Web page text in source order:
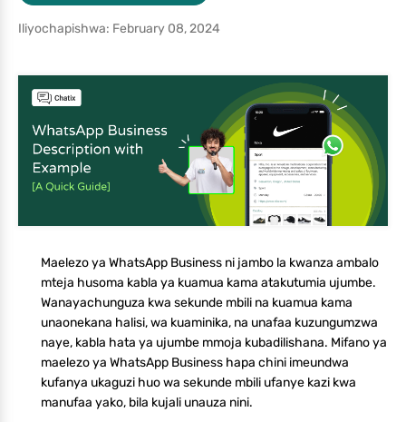
Iliyochapishwa: February 08, 2024
Maelezo ya WhatsApp Business ni jambo la kwanza ambalo
mteja husoma kabla ya kuamua kama atakutumia ujumbe.
Wanayachunguza kwa sekunde mbili na kuamua kama
unaonekana halisi, wa kuaminika, na unafaa kuzungumzwa
naye, kabla hata ya ujumbe mmoja kubadilishana. Mifano ya
maelezo ya WhatsApp Business hapa chini imeundwa
kufanya ukaguzi huo wa sekunde mbili ufanye kazi kwa
manufaa yako, bila kujali unauza nini.